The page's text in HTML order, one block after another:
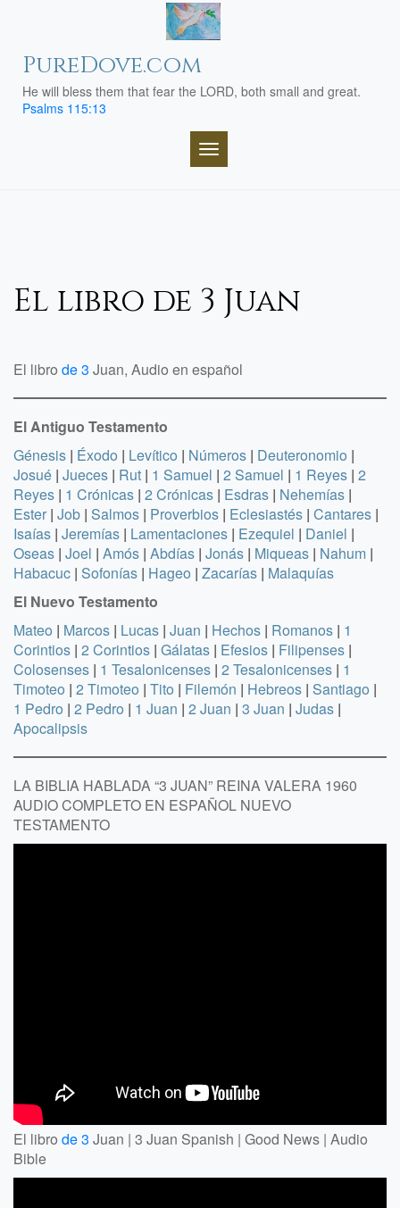
PureDove.com
He will bless them that fear the LORD, both small and great.
Psalms 115:13
TOGGLE NAVIGATION
El libro de 3 Juan
El libro de 3 Juan, Audio en español
El Antiguo Testamento
Génesis | Éxodo | Levítico | Números | Deuteronomio |
Josué | Jueces | Rut | 1 Samuel | 2 Samuel | 1 Reyes | 2
Reyes | 1 Crónicas | 2 Crónicas | Esdras | Nehemías |
Ester | Job | Salmos | Proverbios | Eclesiastés | Cantares |
Isaías | Jeremías | Lamentaciones | Ezequiel | Daniel |
Oseas | Joel | Amós | Abdías | Jonás | Miqueas | Nahum |
Habacuc | Sofonías | Hageo | Zacarías | Malaquías
El Nuevo Testamento
Mateo | Marcos | Lucas | Juan | Hechos | Romanos | 1
Corintios | 2 Corintios | Gálatas | Efesios | Filipenses |
Colosenses | 1 Tesalonicenses | 2 Tesalonicenses | 1
Timoteo | 2 Timoteo | Tito | Filemón | Hebreos | Santiago |
1 Pedro | 2 Pedro | 1 Juan | 2 Juan | 3 Juan | Judas |
Apocalipsis
LA BIBLIA HABLADA “3 JUAN” REINA VALERA 1960
AUDIO COMPLETO EN ESPAÑOL NUEVO
TESTAMENTO
El libro de 3 Juan | 3 Juan Spanish | Good News | Audio
Bible